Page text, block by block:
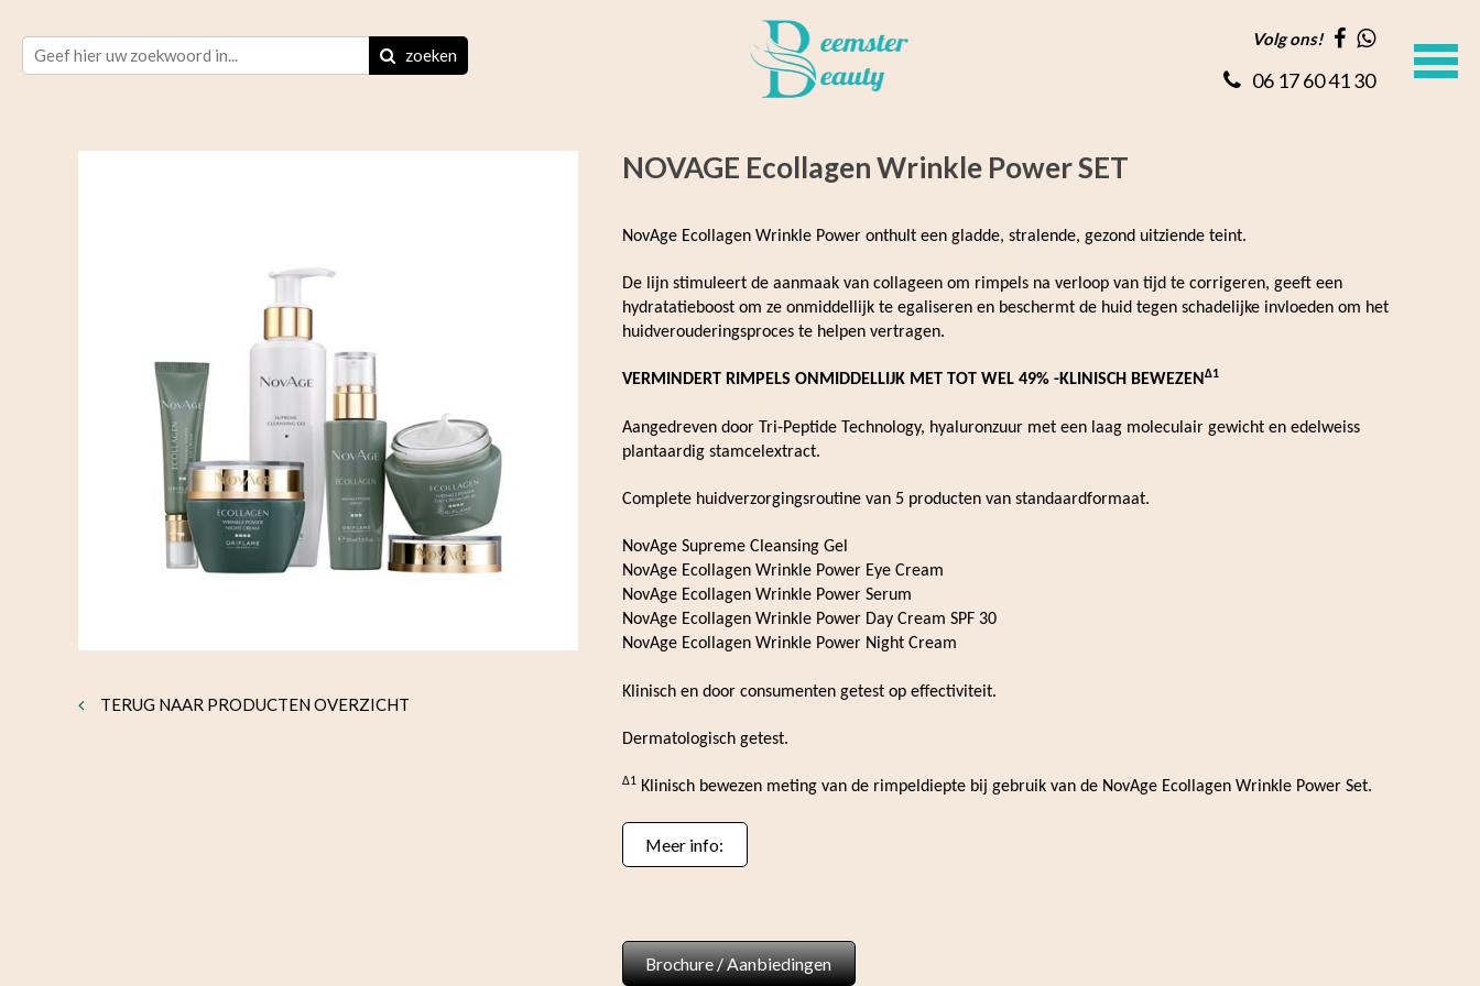
zoeken
Volg ons!
06 17 60 41 30
TERUG NAAR PRODUCTEN OVERZICHT
NOVAGE Ecollagen Wrinkle Power SET
NovAge Ecollagen Wrinkle Power onthult een gladde, stralende, gezond uitziende teint.
De lijn stimuleert de aanmaak van collageen om rimpels na verloop van tijd te corrigeren, geeft een
hydratatieboost om ze onmiddellijk te egaliseren en beschermt de huid tegen schadelijke invloeden om het
huidverouderingsproces te helpen vertragen.
VERMINDERT RIMPELS ONMIDDELLIJK MET TOT WEL 49% -KLINISCH BEWEZEN∆1
Aangedreven door Tri-Peptide Technology, hyaluronzuur met een laag moleculair gewicht en edelweiss
plantaardig stamcelextract.
Complete huidverzorgingsroutine van 5 producten van standaardformaat.
NovAge Supreme Cleansing Gel
NovAge Ecollagen Wrinkle Power Eye Cream
NovAge Ecollagen Wrinkle Power Serum
NovAge Ecollagen Wrinkle Power Day Cream SPF 30
NovAge Ecollagen Wrinkle Power Night Cream
Klinisch en door consumenten getest op effectiviteit.
Dermatologisch getest.
∆1Klinisch bewezen meting van de rimpeldiepte bij gebruik van de NovAge Ecollagen Wrinkle Power Set.
Meer info:
Brochure / Aanbiedingen